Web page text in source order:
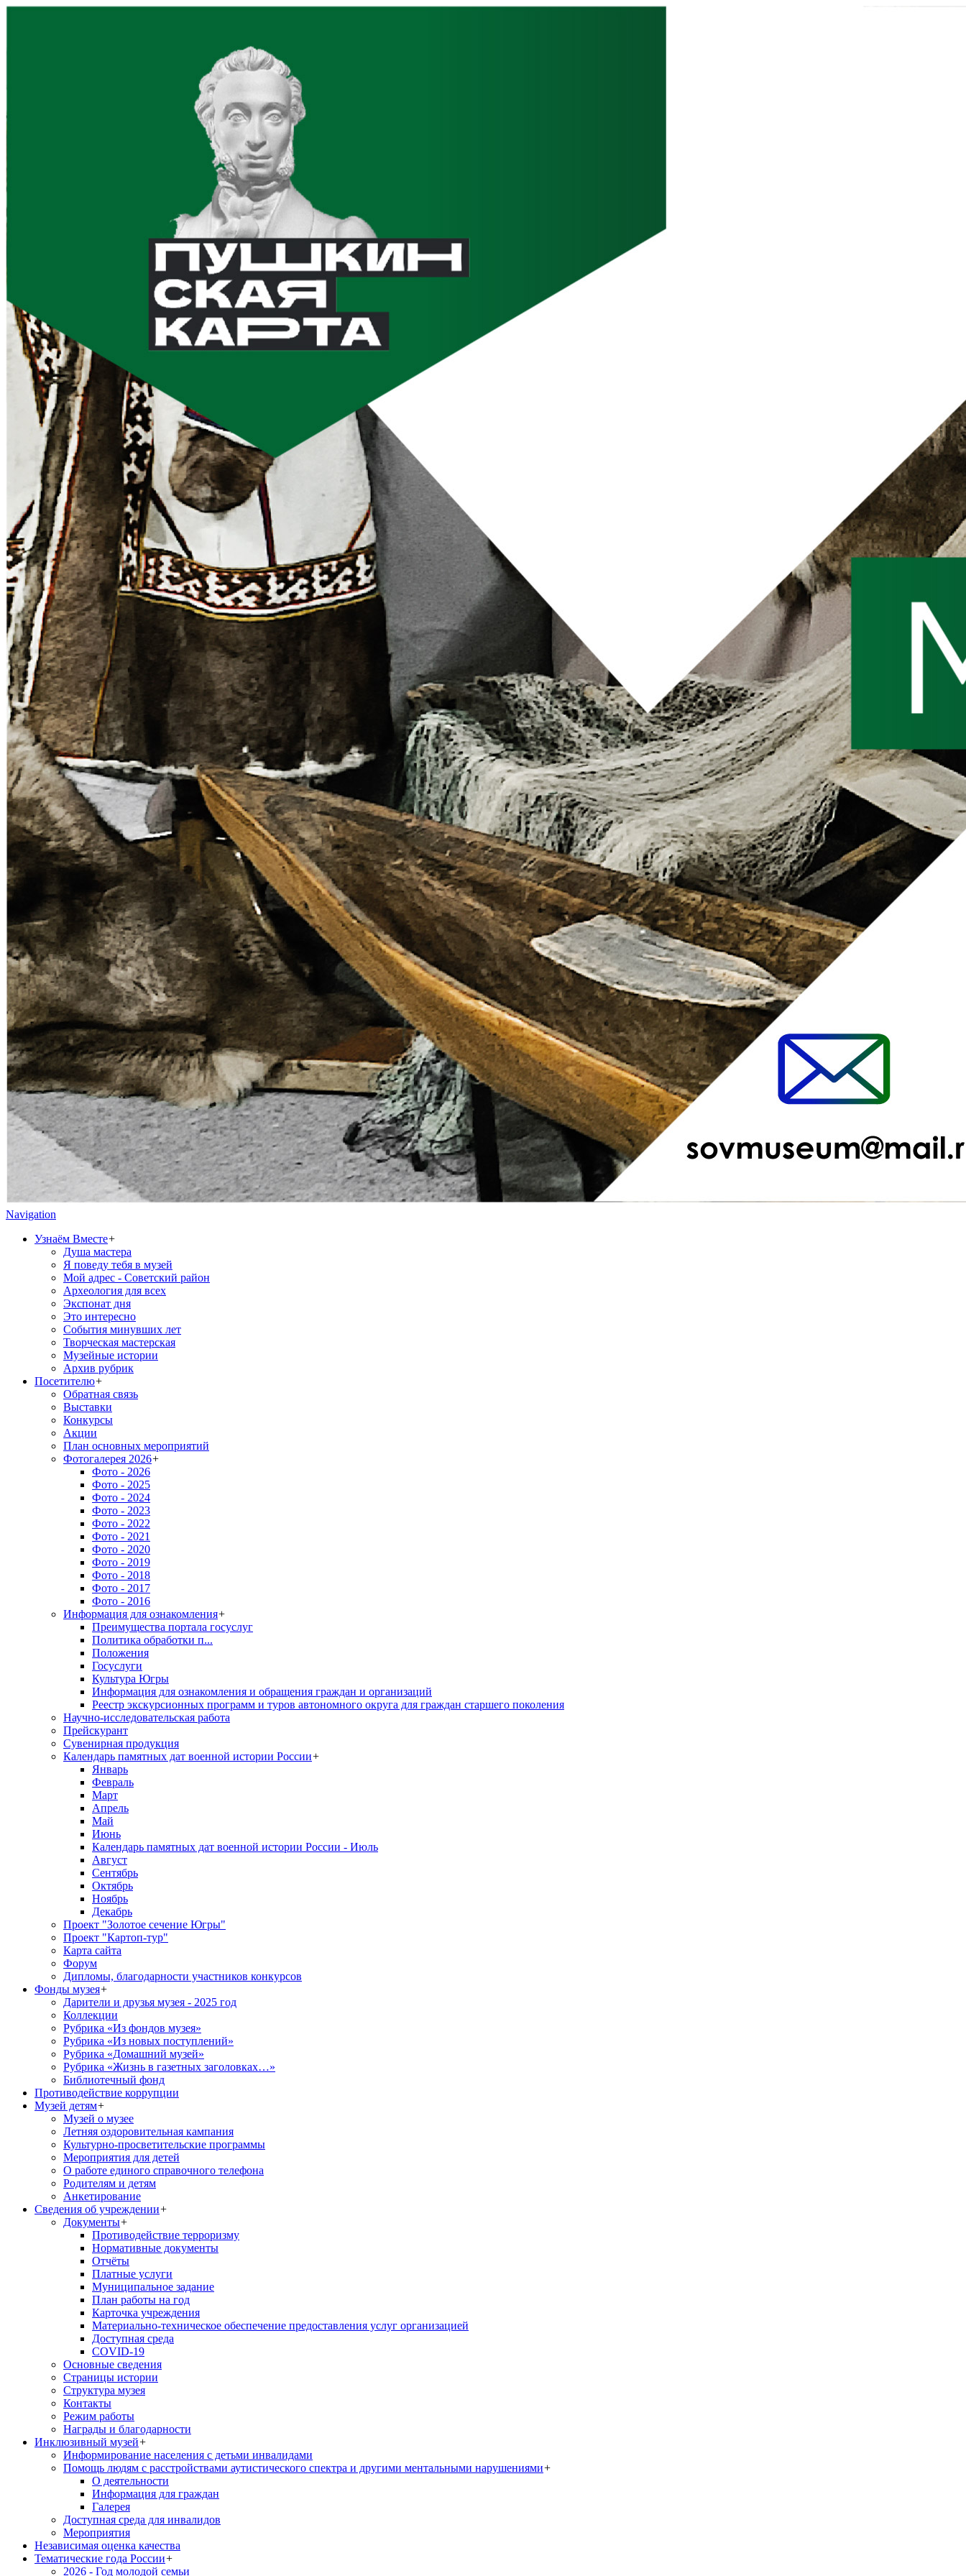
Navigation
Узнаём Вместе+
Душа мастера
Я поведу тебя в музей
Мой адрес - Советский район
Археология для всех
Экспонат дня
Это интересно
События минувших лет
Творческая мастерская
Музейные истории
Архив рубрик
Посетителю+
Обратная связь
Выставки
Конкурсы
Акции
План основных мероприятий
Фотогалерея 2026+
Фото - 2026
Фото - 2025
Фото - 2024
Фото - 2023
Фото - 2022
Фото - 2021
Фото - 2020
Фото - 2019
Фото - 2018
Фото - 2017
Фото - 2016
Информация для ознакомления+
Преимущества портала госуслуг
Политика обработки п...
Положения
Госуслуги
Культура Югры
Информация для ознакомления и обращения граждан и организаций
Реестр экскурсионных программ и туров автономного округа для граждан старшего поколения
Научно-исследовательская работа
Прейскурант
Сувенирная продукция
Календарь памятных дат военной истории России+
Январь
Февраль
Март
Апрель
Май
Июнь
Календарь памятных дат военной истории России - Июль
Август
Сентябрь
Октябрь
Ноябрь
Декабрь
Проект "Золотое сечение Югры"
Проект "Картоп-тур"
Карта сайта
Форум
Дипломы, благодарности участников конкурсов
Фонды музея+
Дарители и друзья музея - 2025 год
Коллекции
Рубрика «Из фондов музея»
Рубрика «Из новых поступлений»
Рубрика «Домашний музей»
Рубрика «Жизнь в газетных заголовках…»
Библиотечный фонд
Противодействие коррупции
Музей детям+
Музей о музее
Летняя оздоровительная кампания
Культурно-просветительские программы
Мероприятия для детей
О работе единого справочного телефона
Родителям и детям
Анкетирование
Сведения об учреждении+
Документы+
Противодействие терроризму
Нормативные документы
Отчёты
Платные услуги
Муниципальное задание
План работы на год
Карточка учреждения
Материально-техническое обеспечение предоставления услуг организацией
Доступная среда
COVID-19
Основные сведения
Страницы истории
Структура музея
Контакты
Режим работы
Награды и благодарности
Инклюзивный музей+
Информирование населения с детьми инвалидами
Помощь людям с расстройствами аутистического спектра и другими ментальными нарушениями+
О деятельности
Информация для граждан
Галерея
Доступная среда для инвалидов
Мероприятия
Независимая оценка качества
Тематические года России+
2026 - Год молодой семьи